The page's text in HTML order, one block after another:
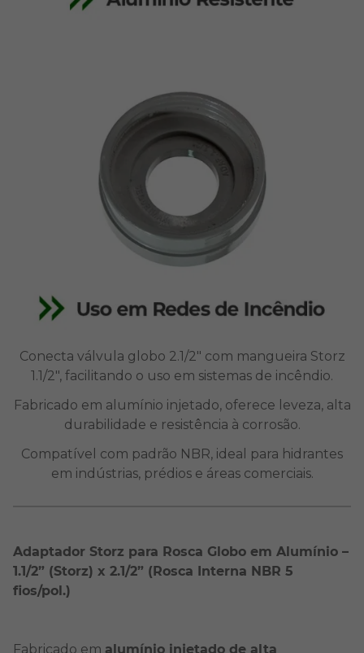
Conecta válvula globo 2.1/2" com mangueira Storz
1.1/2", facilitando o uso em sistemas de incêndio.
Fabricado em alumínio injetado, oferece leveza, alta
durabilidade e resistência à corrosão.
Compatível com padrão NBR, ideal para hidrantes
em indústrias, prédios e áreas comerciais.
Adaptador Storz para Rosca Globo em Alumínio –
1.1/2” (Storz) x 2.1/2” (Rosca Interna NBR 5
fios/pol.)
Fabricado em alumínio injetado de alta